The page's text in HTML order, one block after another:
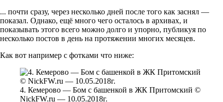
... почти сразу, через несколько дней после того как заснял —
показал. Однако, ещё много чего осталось в архивах, и
показывать этого всего можно долго и упорно, публикуя по
несколько постов в день на протяжении многих месяцев.
Как вот например с фотками что ниже:
4. Кемерово — Бом с башенкой в ЖК Притомский ©
NickFW.ru — 10.05.2018г.